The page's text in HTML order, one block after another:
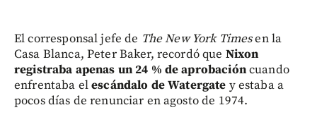
El corresponsal jefe de The New York Timesen la
Casa Blanca, Peter Baker, recordó que Nixon
registraba apenas un 24 % de aprobacióncuando
enfrentaba elescándalo de Watergate y estaba a
pocos días de renunciar en agosto de 1974.